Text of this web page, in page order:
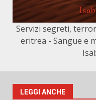
Servizi segreti,
eritrea - Sangue e
LEGGI ANCHE